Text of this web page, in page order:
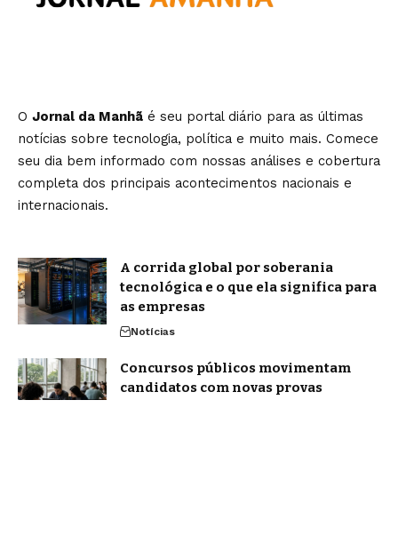
O Jornal da Manhã é seu portal diário para as últimas
notícias sobre tecnologia, política e muito mais. Comece
seu dia bem informado com nossas análises e cobertura
completa dos principais acontecimentos nacionais e
internacionais.
A corrida global por soberania
tecnológica e o que ela significa para
as empresas
Notícias
Concursos públicos movimentam
candidatos com novas provas